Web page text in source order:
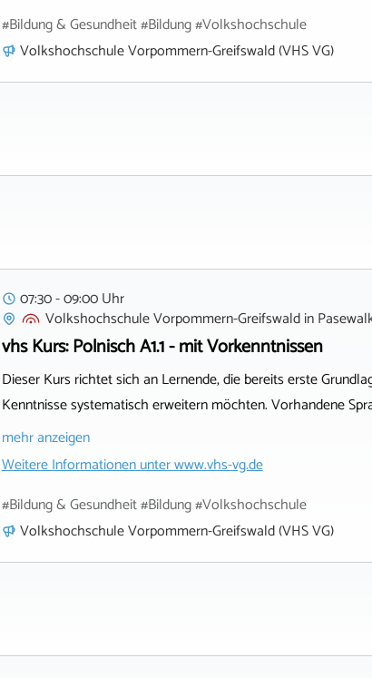
#Bildung & Gesundheit #Bildung #Volkshochschule
Volkshochschule Vorpommern-Greifswald (VHS VG)
07:30 - 09:00 Uhr
Volkshochschule Vorpommern-Greifswaldin
vhs Kurs: Polnisch A1.1 - mit Vorkenntnissen
Dieser Kurs richtet sich an Lernende, die bereits erste
Kenntnisse systematisch erweitern möchten. Vorhandene
mehr anzeigen
Weitere Informationen unterwww.vhs-vg.de
#Bildung & Gesundheit #Bildung #Volkshochschule
Volkshochschule Vorpommern-Greifswald (VHS VG)